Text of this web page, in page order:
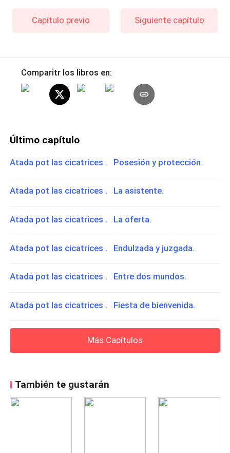
Capítulo previo Siguiente capítulo
Comparitr los libros en:
Último capítulo
Atada pot las cicatrices . Posesión y protección.
Atada pot las cicatrices . La asistente.
Atada pot las cicatrices . La oferta.
Atada pot las cicatrices . Endulzada y juzgada.
Atada pot las cicatrices . Entre dos mundos.
Atada pot las cicatrices . Fiesta de bienvenida.
Más Capítulos
También te gustarán